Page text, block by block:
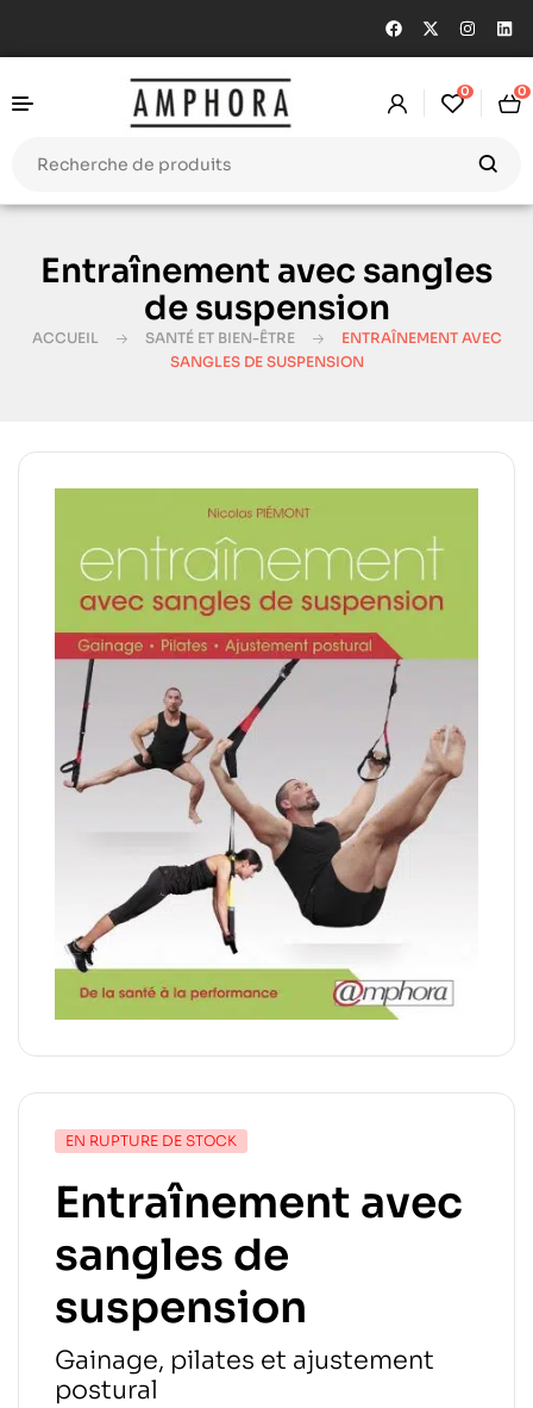
0 0
Entraînement avec sangles
de suspension
ACCUEIL SANTÉ ET BIEN-ÊTRE
ENTRAÎNEMENT AVEC
SANGLES DE SUSPENSION
EN RUPTURE DE STOCK
Entraînement avec
sangles de
suspension
Gainage, pilates et ajustement
postural